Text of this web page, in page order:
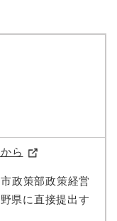
ら
政策部政策経営
県に直接提出す